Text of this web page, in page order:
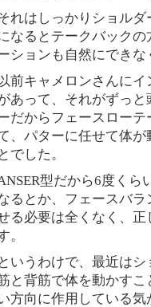
れはしっかりショル
なるとテークバック
ションも自然にできな
前キャメロンさんに
あって、それがずっ
だからフェースロー
、パターに任せて体
とでした。
型だから6度くら
るとか、フェースバ
る必要は全くなく、
。
というわけで、最近は
と背筋で体を動かす
方向に作用している